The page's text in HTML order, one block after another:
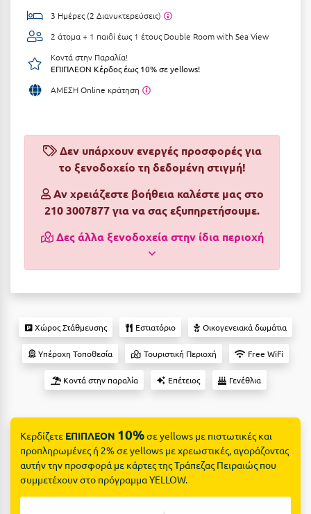
Αργολίδα
Αριδαία
Αρκαδία
Αρκίτσα
Αρχαία Ολυμπία
Αστυπάλαια
Αττική
Βansko
Βραχάτι Κορινθίας
Βυτίνα
Γαλαξiδι
Γλυφάδα
Γρεβενά
Ξενοδοχεία 3 Αστέρων
Ξενοδοχεία 5 Αστέρων
Βίλες
Ενοικιαζόμενα Δωμάτια
Studios
Boutique Hotels
Δες όλες τις προσφορές
3 Ημέρες (2 Διανυκτερεύσεις)
2 άτομα + 1 παιδί έως 1 έτους Double Room with Sea View
Κοντά στην Παραλία!
ΕΠΙΠΛΕΟΝ Κέρδος έως 10% σε yellows!
ΑΜΕΣΗ Online κράτηση
Δεν υπάρχουν ενεργές προσφορές για
το ξενοδοχείο τη δεδομένη στιγμή!
Αν χρειάζεστε βοήθεια καλέστε μας στο
210 3007877 για να σας εξυπηρετήσουμε.
Δες άλλα ξενοδοχεία στην ίδια περιοχή
Χώρος Στάθμευσης Εστιατόριο Οικογενειακά δωμάτια
Υπέροχη Τοποθεσία Τουριστική Περιοχή Free WiFi
Κοντά στην παραλία Επέτειος Γενέθλια
Κερδίζετε ΕΠΙΠΛΕΟΝ 10%σε yellows με πιστωτικές και
προπληρωμένες ή 2% σε yellows με χρεωστικές, αγοράζοντας
αυτήν την προσφορά με κάρτες της Τράπεζας Πειραιώς που
συμμετέχουν στο πρόγραμμα YELLOW.